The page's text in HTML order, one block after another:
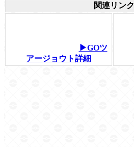
関連リンク
▶GOツ
アージョウト詳細